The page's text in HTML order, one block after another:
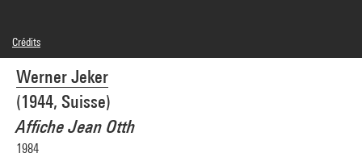
Werner Jeker
(1944, Suisse)
Affiche Jean Otth
1984
Crédits
© droits réservés
Crédit photographique : Centre Pompidou, MNAM-CCI/Hélène Mauri/Dist.
GrandPalaisRmn
Réf. image : 4N47885
Diffusion image :GrandPalaisRmnPhoto